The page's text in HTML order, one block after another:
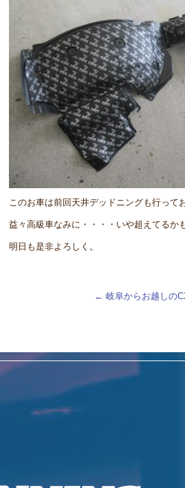
このお車は前回天井デッドニングも行って
益々高級車なみに・・・・いや超えてるか
明日も是非よろしく。
← 岐阜からお越しの